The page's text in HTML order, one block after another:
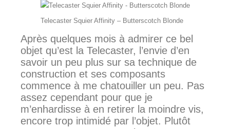
Telecaster Squier Affinity – Butterscotch Blonde
Après quelques mois à admirer ce bel
objet qu’est la Telecaster, l’envie d’en
savoir un peu plus sur sa technique de
construction et ses composants
commence à me chatouiller un peu. Pas
assez cependant pour que je
m’enhardisse à en retirer la moindre vis,
encore trop intimidé par l’objet. Plutôt